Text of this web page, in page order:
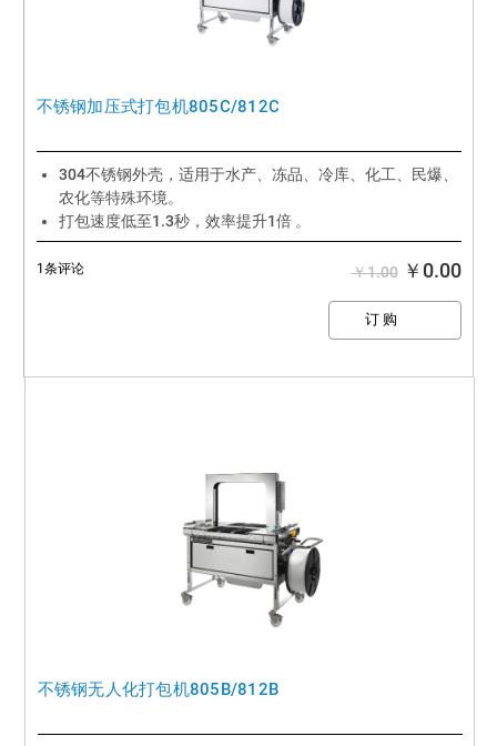
不锈钢加压式打包机805C/812C
304不锈钢外壳，适用于水产、冻品、冷库、化工、民爆、
农化等特殊环境。
打包速度低至1.3秒，效率提升1倍 。
打包带使用范围更轻，更窄，节省包材成本40%以上。
￥1.00￥0.00
1条评论
不锈钢无人化打包机805B/812B